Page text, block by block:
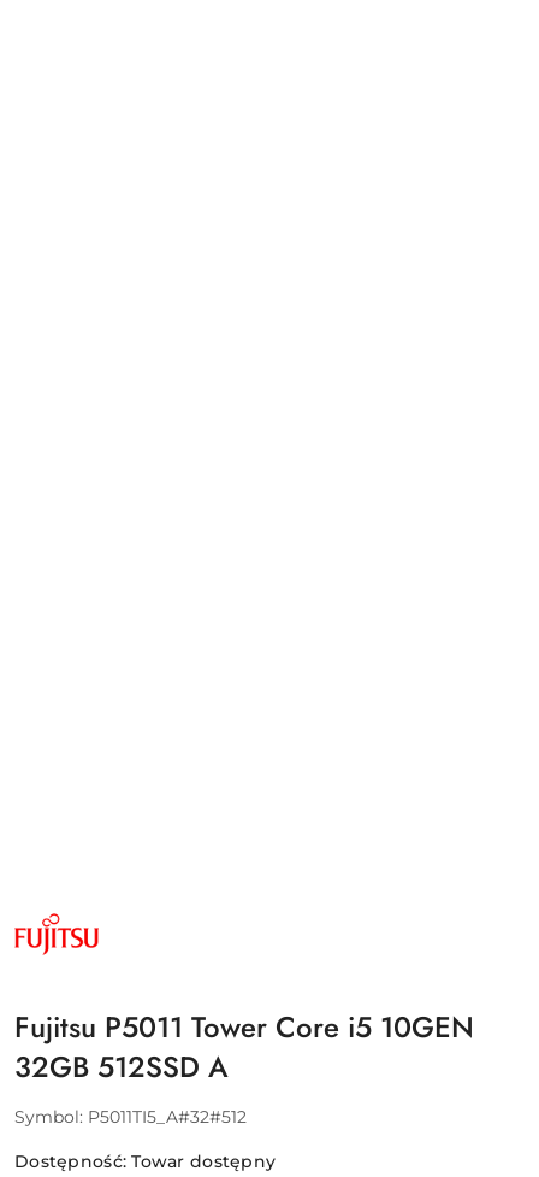
PRODUCENTA:
FUJITSU
Fujitsu P5011 Tower Core i5 10GEN
32GB 512SSD A
Symbol: P5011TI5_A#32#512
Dostępność:Towar dostępny